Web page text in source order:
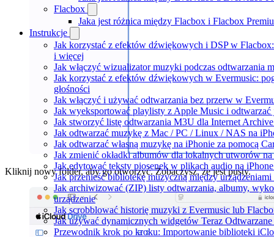
Flacbox
Jaka jest różnica między Flacbox i Flacbox
Instrukcje
Jak korzystać z efektów dźwiękowych i DSP w
i więcej
Jak włączyć wizualizator muzyki podczas odtwarzania
Jak korzystać z efektów dźwiękowych w Evermusic:
głośności
Jak włączyć i używać odtwarzania bez przerw w
Jak wyeksportować playlisty z Apple Music i
Jak stworzyć listę odtwarzania M3U dla Internet
Jak odtwarzać muzykę z Mac / PC / Linux / NAS na
Jak odtwarzać własną muzykę na iPhonie za pomocą
Jak zmienić okładki albumów dla lokalnych utworów
Jak edytować teksty piosenek w plikach audio na
Jak przenieść bibliotekę muzyczną między
Jak archiwizować (ZIP) listy odtwarzania, albumy,
urządzenie
Jak scrobblować historię muzyki z Evermusic lub
Jak używać dynamicznych widgetów Teraz
Przewodnik krok po kroku: Importowanie biblioteki
Kliknij nowy folder, aby go otworzyć. Zobaczysz, że jest pusty.